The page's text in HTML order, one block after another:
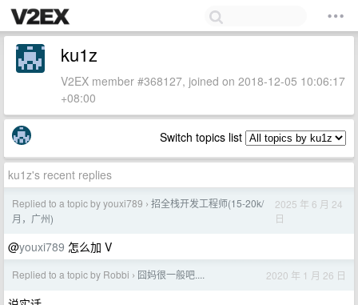
ku1z
V2EX member #368127, joined on 2018-12-05 10:06:17
+08:00
Switch topics list
ku1z's recent replies
Replied to a topic by youxi789 › 招全栈开发工程师(15-20k/
月，广州)
2025 年 6 月 24
日
@youxi789 怎么加 V
Replied to a topic by Robbi › 囧妈很一般吧.... 2020 年 1 月 26 日